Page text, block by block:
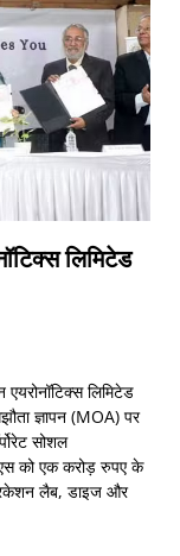
लिमिटेड
लिमिटेड
ज्ञापन (MOA) पर
सोशल
को एक करोड़ रुपए के
लैब, डाइज और